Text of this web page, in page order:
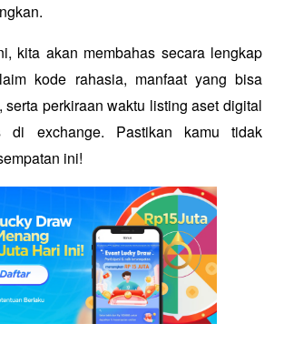
kita akan membahas secara lengkap
kode rahasia, manfaat yang bisa
serta perkiraan waktu listing aset digital
di exchange. Pastikan kamu tidak
ini!